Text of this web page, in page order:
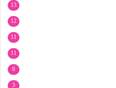
13
12
11
11
8
3